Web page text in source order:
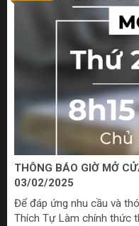
THÔNG BÁO GIỜ MỞ
03/02/2025
Để đáp ứng nhu cầu và
Thích Tự Làm chính thức